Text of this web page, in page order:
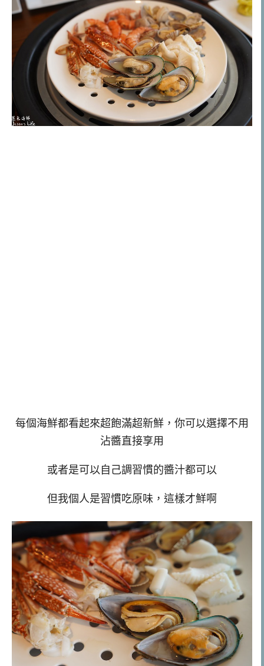
每個海鮮都看起來超飽滿超新鮮，你可以選擇不用
沾醬直接享用
或者是可以自己調習慣的醬汁都可以
但我個人是習慣吃原味，這樣才鮮啊